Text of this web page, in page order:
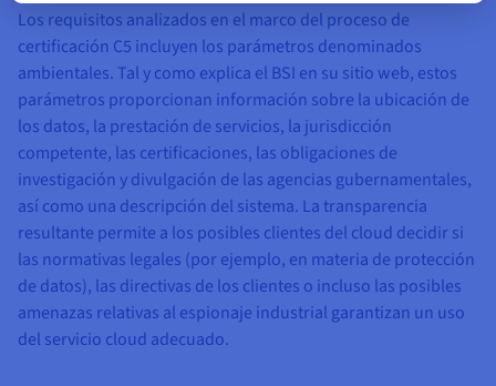
Los requisitos analizados en el marco del proceso de
certificación C5 incluyen los parámetros denominados
ambientales. Tal y como explica el BSI en su sitio web, estos
parámetros proporcionan información sobre la ubicación de
los datos, la prestación de servicios, la jurisdicción
competente, las certificaciones, las obligaciones de
investigación y divulgación de las agencias gubernamentales,
así como una descripción del sistema. La transparencia
resultante permite a los posibles clientes del cloud decidir si
las normativas legales (por ejemplo, en materia de protección
de datos), las directivas de los clientes o incluso las posibles
amenazas relativas al espionaje industrial garantizan un uso
del servicio cloud adecuado.